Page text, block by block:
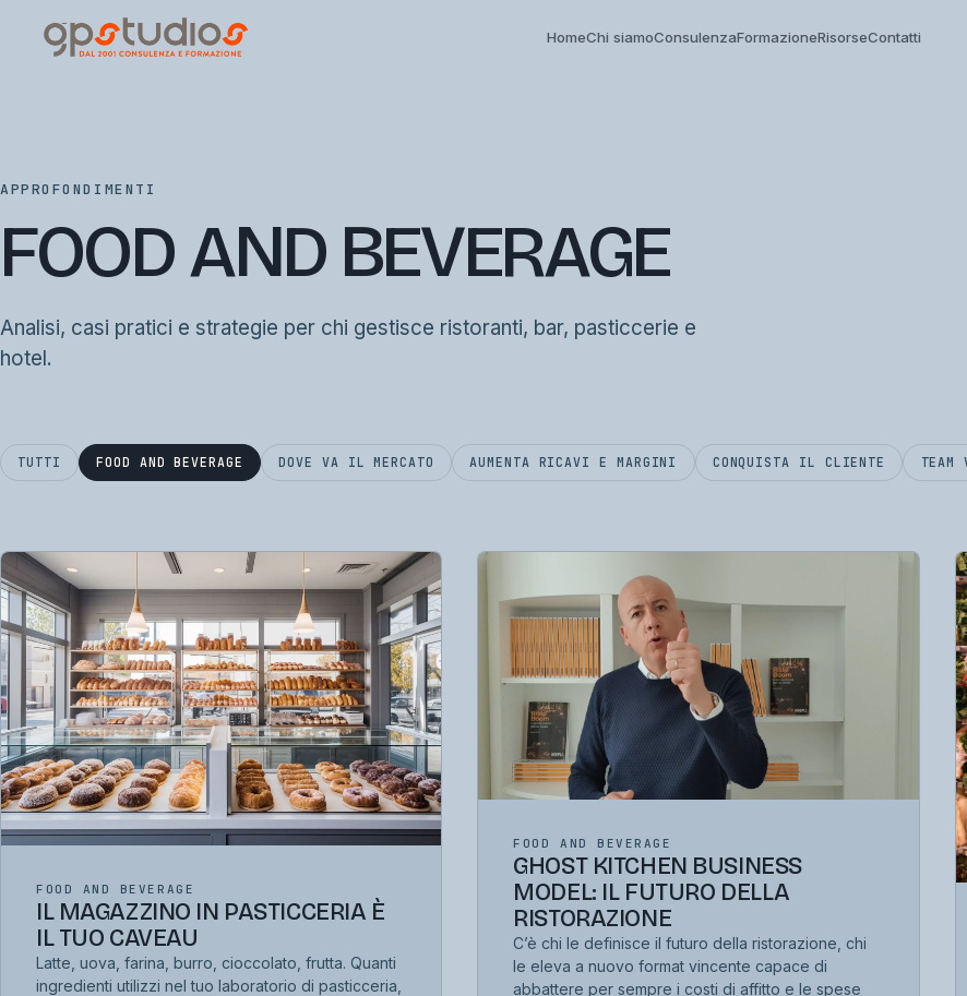
HomeChi siamoConsulenzaFormazioneRisorseContatti
APPROFONDIMENTI
FOOD AND BEVERAGE
Analisi, casi pratici e strategie per chi gestisce ristoranti, bar, pasticcerie e
hotel.
TUTTI FOOD AND BEVERAGE DOVE VA IL MERCATO AUMENTA RICAVI E MARGINI CONQUISTA IL CLIENTE TEAM
FOOD AND BEVERAGE
IL MAGAZZINO IN PASTICCERIA È
IL TUO CAVEAU
Latte, uova, farina, burro, cioccolato, frutta. Quanti
ingredienti utilizzi nel tuo laboratorio di pasticceria,
FOOD AND BEVERAGE
GHOST KITCHEN BUSINESS
MODEL: IL FUTURO DELLA
RISTORAZIONE
C’è chi le definisce il futuro della ristorazione, chi
le eleva a nuovo format vincente capace di
abbattere per sempre i costi di affitto e le spese